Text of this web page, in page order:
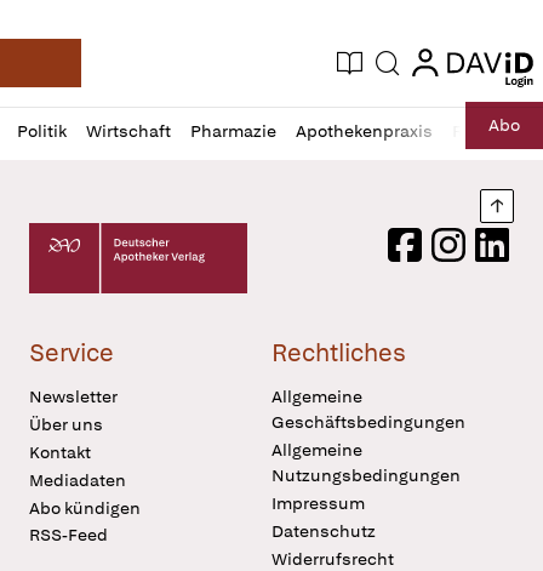
Deutsche Apotheker Zeitung
Aktuelle Ausgabe
Suche login
login
Politik Wirtschaft Pharmazie Apothekenpraxis RechtAbo
Profil
öffnen
Daz
Pur
Deutscher Apotheker Verlag Logo
FacebookInstagram
Service
Newsletter
Über uns
Kontakt
Mediadaten
Abo kündigen
RSS-Feed
Rechtliches
Allgemeine
Geschäftsbedingungen
Allgemeine
Nutzungsbedingungen
Impressum
Datenschutz
Widerrufsrecht